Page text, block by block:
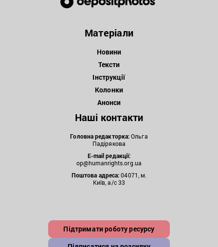
Матеріали
Новини
Тексти
Інструкції
Колонки
Анонси
Наші контакти
Головна редакторка:Ольга
Падірякова
E-mail редакції:
op@humanrights.org.ua
Поштова адреса:04071, м.
Київ, а/с 33
Підтримати роботу ресурсу